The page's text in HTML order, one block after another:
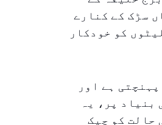
سڑک کے کنارے
کو خودکار
ہے اور
پر، یہ
حالت کو چیک